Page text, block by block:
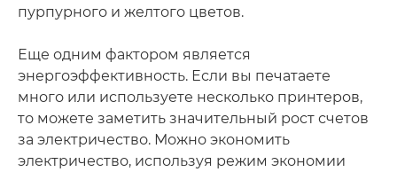
пурпурного и желтого цветов.
Еще одним фактором является
энергоэффективность. Если вы печатаете
много или используете несколько принтеров,
то можете заметить значительный рост счетов
за электричество. Можно экономить
электричество, используя режим экономии